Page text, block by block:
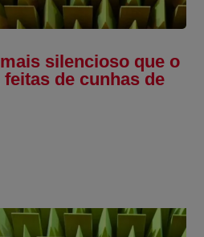
silencioso que o
de cunhas de